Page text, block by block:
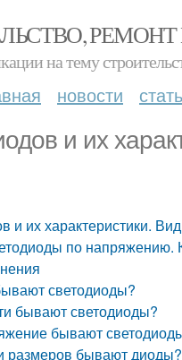
на тему
новости
и их
и их характеристики.
по напряжению.
светодиоды?
бывают светодиоды?
бывают
размеров бывают диоды?